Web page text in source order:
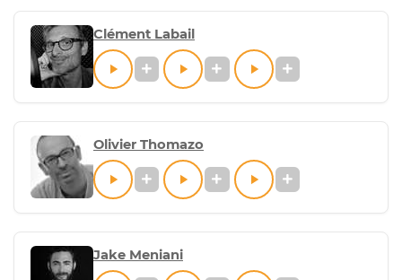
Clément Labail
Olivier Thomazo
Jake Meniani